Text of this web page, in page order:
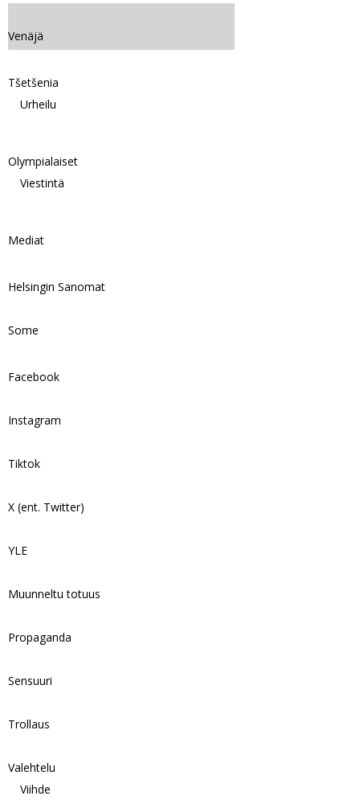
Venäjä
Tšetšenia
Urheilu
Olympialaiset
Viestintä
Mediat
Helsingin Sanomat
Some
Facebook
Instagram
Tiktok
X (ent. Twitter)
YLE
Muunneltu totuus
Propaganda
Sensuuri
Trollaus
Valehtelu
Viihde